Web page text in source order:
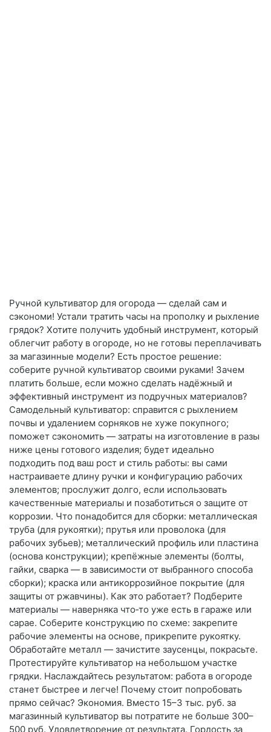
Ручной культиватор для огорода — сделай сам и
сэкономи! Устали тратить часы на прополку и рыхление
грядок? Хотите получить удобный инструмент, который
облегчит работу в огороде, но не готовы переплачивать
за магазинные модели? Есть простое решение:
соберите ручной культиватор своими руками! Зачем
платить больше, если можно сделать надёжный и
эффективный инструмент из подручных материалов?
Самодельный культиватор: справится с рыхлением
почвы и удалением сорняков не хуже покупного;
поможет сэкономить — затраты на изготовление в разы
ниже цены готового изделия; будет идеально
подходить под ваш рост и стиль работы: вы сами
настраиваете длину ручки и конфигурацию рабочих
элементов; прослужит долго, если использовать
качественные материалы и позаботиться о защите от
коррозии. Что понадобится для сборки: металлическая
труба (для рукоятки); прутья или проволока (для
рабочих зубьев); металлический профиль или пластина
(основа конструкции); крепёжные элементы (болты,
гайки, сварка — в зависимости от выбранного способа
сборки); краска или антикоррозийное покрытие (для
защиты от ржавчины). Как это работает? Подберите
материалы — наверняка что‑то уже есть в гараже или
сарае. Соберите конструкцию по схеме: закрепите
рабочие элементы на основе, прикрепите рукоятку.
Обработайте металл — зачистите заусенцы, покрасьте.
Протестируйте культиватор на небольшом участке
грядки. Наслаждайтесь результатом: работа в огороде
станет быстрее и легче! Почему стоит попробовать
прямо сейчас? Экономия. Вместо 15–3 тыс. руб. за
магазинный культиватор вы потратите не больше 300–
500 руб. Удовлетворение от результата. Гордость за